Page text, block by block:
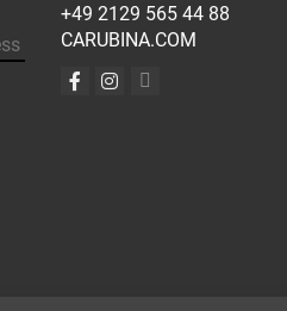
+49 2129 565 44 88
CARUBINA.COM